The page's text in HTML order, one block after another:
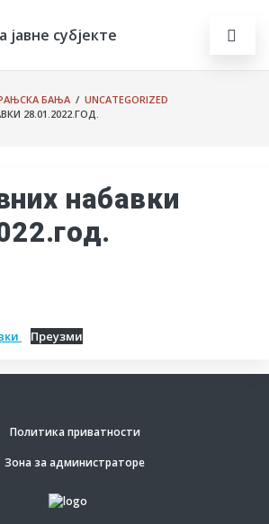
БАЊА / UNCATEGORIZED
28.01.2022.ГОД.
набавки
Преузми
Политика приватности
Зона за администраторе